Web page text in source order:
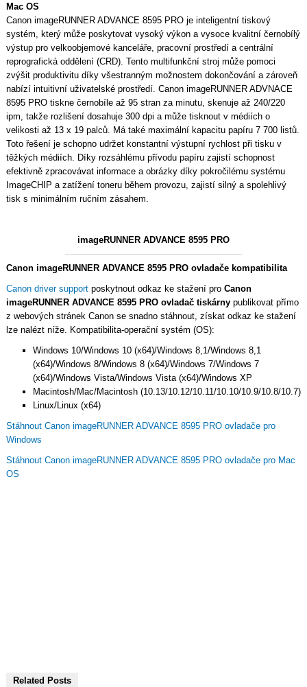
Mac OS
Canon imageRUNNER ADVANCE 8595 PRO je inteligentní tiskový
systém, který může poskytovat vysoký výkon a vysoce kvalitní černobílý
výstup pro velkoobjemové kanceláře, pracovní prostředí a centrální
reprografická oddělení (CRD). Tento multifunkční stroj může pomoci
zvýšit produktivitu díky všestranným možnostem dokončování a zároveň
nabízí intuitivní uživatelské prostředí. Canon imageRUNNER ADVNACE
8595 PRO tiskne černobíle až 95 stran za minutu, skenuje až 240/220
ipm, takže rozlišení dosahuje 300 dpi a může tisknout v médiích o
velikosti až 13 x 19 palců. Má také maximální kapacitu papíru 7 700 listů.
Toto řešení je schopno udržet konstantní výstupní rychlost při tisku v
těžkých médiích. Díky rozsáhlému přívodu papíru zajistí schopnost
efektivně zpracovávat informace a obrázky díky pokročilému systému
ImageCHIP a zatížení toneru během provozu, zajistí silný a spolehlivý
tisk s minimálním ručním zásahem.
imageRUNNER ADVANCE 8595 PRO
Canon imageRUNNER ADVANCE 8595 PRO ovladače kompatibilita
Canon driver supportposkytnout odkaz ke stažení pro Canon
imageRUNNER ADVANCE 8595 PRO ovladač tiskárnypublikovat přímo
z webových stránek Canon se snadno stáhnout, získat odkaz ke stažení
lze nalézt níže. Kompatibilita-operační systém (OS):
Windows 10/Windows 10 (x64)/Windows 8,1/Windows 8,1
(x64)/Windows 8/Windows 8 (x64)/Windows 7/Windows 7
(x64)/Windows Vista/Windows Vista (x64)/Windows XP
Macintosh/Mac/Macintosh (10.13/10.12/10.11/10.10/10.9/10.8/10.7)
Linux/Linux (x64)
Stáhnout Canon imageRUNNER ADVANCE 8595 PRO ovladače pro
Windows
Stáhnout Canon imageRUNNER ADVANCE 8595 PRO ovladače pro Mac
OS
Related Posts